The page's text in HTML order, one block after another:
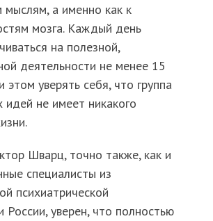
а именно как к
мозга. Каждый день
на полезной,
деятельности не менее 15
этом уверять себя, что группа
идей не имеет никакого
Шварц, точно также, как и
специалисты из
психиатрической
России, уверен, что полностью